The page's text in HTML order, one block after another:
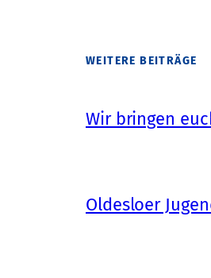
WEITERE BEITRÄGE
Wir bringen
Oldesloer